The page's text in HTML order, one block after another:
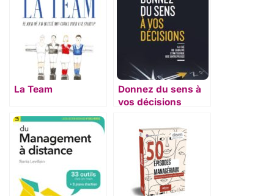
La Team
Donnez du sens à
vos décisions